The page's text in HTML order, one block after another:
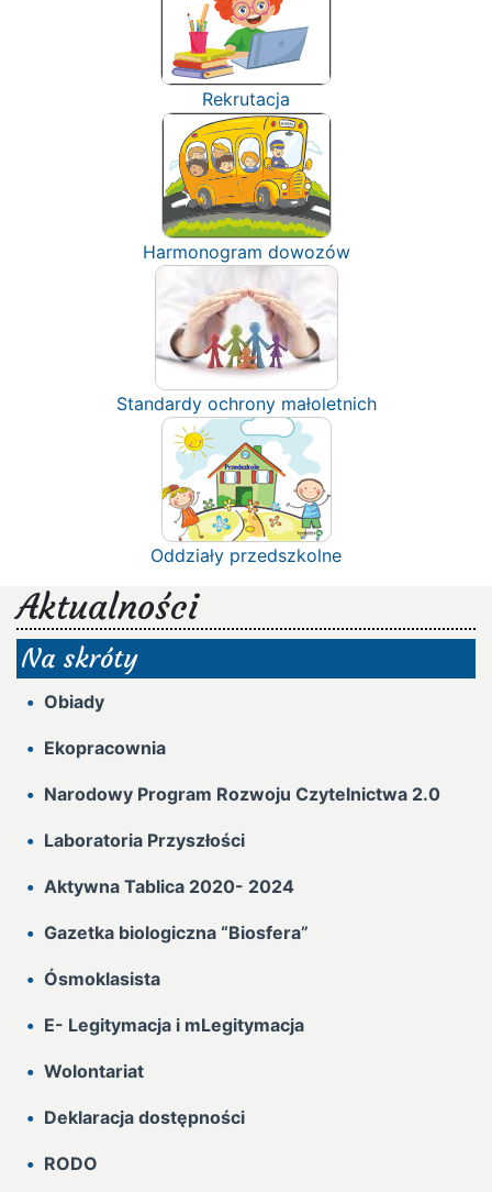
Rekrutacja
Harmonogram dowozów
Standardy ochrony małoletnich
Oddziały przedszkolne
Aktualności
Na skróty
Obiady
Ekopracownia
Narodowy Program Rozwoju Czytelnictwa 2.0
Laboratoria Przyszłości
Aktywna Tablica 2020- 2024
Gazetka biologiczna “Biosfera”
Ósmoklasista
E- Legitymacja i mLegitymacja
Wolontariat
Deklaracja dostępności
RODO